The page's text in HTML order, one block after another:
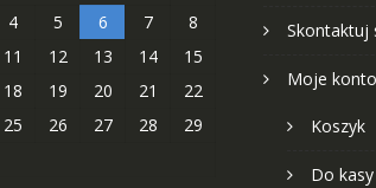
4 5 6 7
8
11 12 13 14
15
18 19 20 21
22
25 26 27 28
29
Skontaktuj
Moje konto
Koszyk
Do kasy